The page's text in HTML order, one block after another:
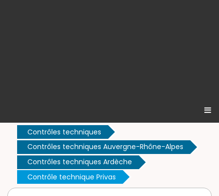
Contrôles techniques
Contrôles techniques Auvergne-Rhône-Alpes
Contrôles techniques Ardèche
Contrôle technique Privas